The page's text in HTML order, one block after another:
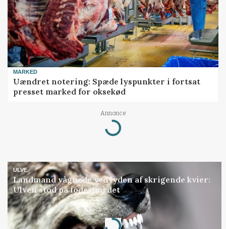
MARKED
Uændret notering: Spæde lyspunkter i fortsat
presset marked for oksekød
Annonce
Loading...
ULVE
Landmand vågnede ved lyden af skrigende kvier:
Ulven stod på foderbordet
Annonce
Loading...